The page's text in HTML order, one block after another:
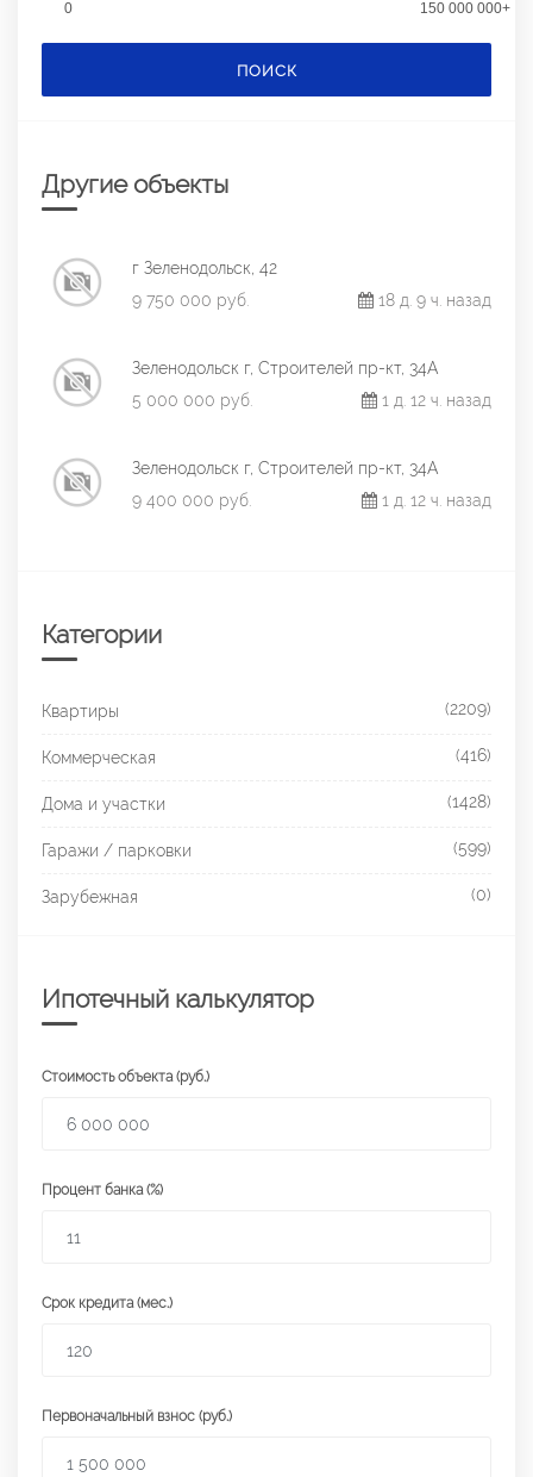
0 150 000 000+
ПОИСК
Другие объекты
г Зеленодольск, 42
9 750 000 руб.
18 д. 9 ч. назад
Зеленодольск г, Строителей пр-кт, 34А
5 000 000 руб.
1 д. 12 ч. назад
Зеленодольск г, Строителей пр-кт, 34А
9 400 000 руб.
1 д. 12 ч. назад
Категории
Квартиры (2209)
Коммерческая (416)
Дома и участки (1428)
Гаражи / парковки (599)
Зарубежная (0)
Ипотечный калькулятор
Стоимость объекта (руб.)
Процент банка (%)
Срок кредита (мес.)
Первоначальный взнос (руб.)